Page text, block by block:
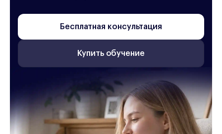
Бесплатная консультация
Купить обучение